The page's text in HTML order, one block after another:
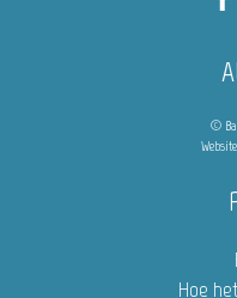
©
Hoe